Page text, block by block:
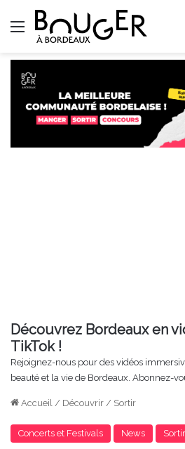
Menu
Découvrez Bordeaux en
TikTok !
Rejoignez-nous pour des vidéos
beauté et la vie de Bordeaux. Abonnez-
Accueil / Découvrir / Sortir
Concerts et Festivals News Sortir